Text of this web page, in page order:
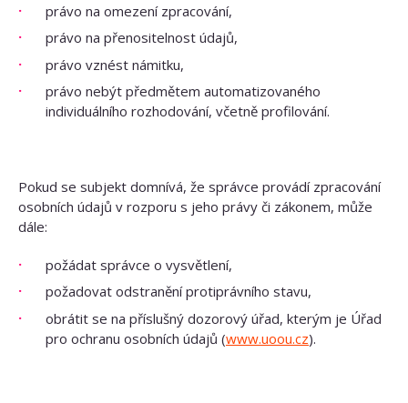
právo na omezení zpracování,
právo na přenositelnost údajů,
právo vznést námitku,
právo nebýt předmětem automatizovaného
individuálního rozhodování, včetně profilování.
Pokud se subjekt domnívá, že správce provádí zpracování
osobních údajů v rozporu s jeho právy či zákonem, může
dále:
požádat správce o vysvětlení,
požadovat odstranění protiprávního stavu,
obrátit se na příslušný dozorový úřad, kterým je Úřad
pro ochranu osobních údajů (www.uoou.cz).